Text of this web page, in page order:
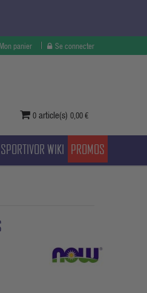
Mon panier Se connecter
0 article(s) 0,00 €
SPORTIVOR WIKI PROMOS